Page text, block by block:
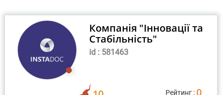
Компанія "Інновації та
Стабільність"
id : 581463
Рейтинг : 0